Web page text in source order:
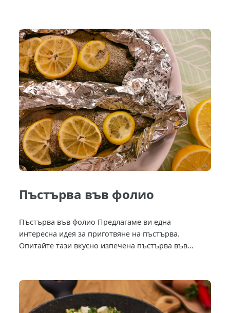
Пъстърва във фолио
Пъстърва във фолио Предлагаме ви една
интересна идея за приготвяне на пъстърва.
Опитайте тази вкусно изпечена пъстърва във...